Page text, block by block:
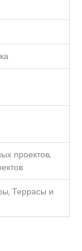
проектов,
Террасы и